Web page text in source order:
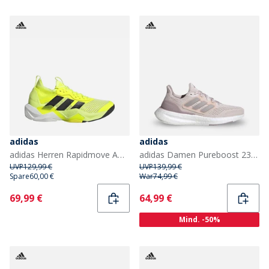
adidas
adidas Herren Rapidmove ADV 2 Trainingsschuhe Solar Yellow/Core Black/Dash Grey
UVP129,99 €
Spare60,00 €
Current
69,99 €
adidas
adidas Damen Pureboost 23 neutrale Laufschuhe Putty Mauve/Wonder Taupe/Preloved Fig
UVP139,99 €
War74,99 €
Current
64,99 €
Mind. -50%